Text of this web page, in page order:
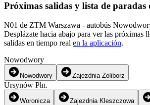
Próximas salidas y lista de
N01 de ZTM Warszawa - autobús
Desplázate hacia abajo para ver las próximas
salidas en tiempo real en la aplicación.
Nowodwory
Nowodwory Zajezdnia Żoliborz
Ursynów Płn.
Woronicza Zajezdnia Kleszczowa